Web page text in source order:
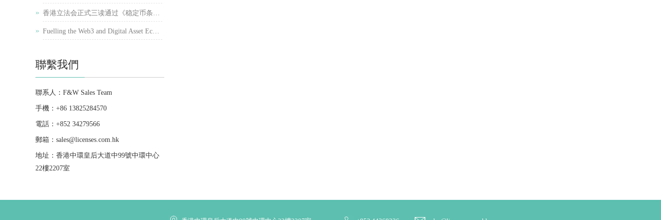
聯繫我們
聯系人：F&W Sales Team
手機：+86 13825284570
電話：+852 34279566
郵箱：sales@licenses.com.hk
地址：香港中環皇后大道中99號中環中心
22樓2207室
»
»
香港立法会正式三读通过《稳定币条例草案》
Fuelling the Web3 and Digital Asset Ecosystem in Hong Kong